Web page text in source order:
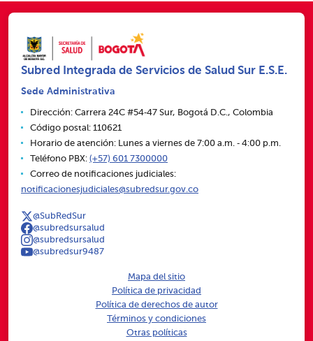
Subred Integrada de Servicios de Salud Sur E.S.E.
Sede Administrativa
Dirección: Carrera 24C #54‑47 Sur, Bogotá D.C., Colombia
Código postal: 110621
Horario de atención: Lunes a viernes de 7:00 a.m. ‑ 4:00 p.m.
Teléfono PBX: (+57) 601 7300000
Correo de notificaciones judiciales:
notificacionesjudiciales@subredsur.gov.co
@SubRedSur
@subredsursalud
@subredsursalud
@subredsur9487
Mapa del sitio
Política de privacidad
Política de derechos de autor
Términos y condiciones
Otras políticas